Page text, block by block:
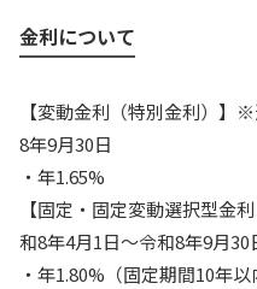
金利について
【変動金利（特別金利）】
8年9月30日
・年1.65%
【固定・固定変動選択型金
和8年4月1日～令和8年9月30
・年1.80%（固定期間10年以